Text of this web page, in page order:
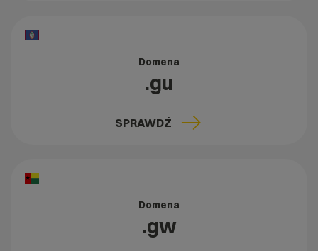
Domena
.gu
SPRAWDŹ
Domena
.gw